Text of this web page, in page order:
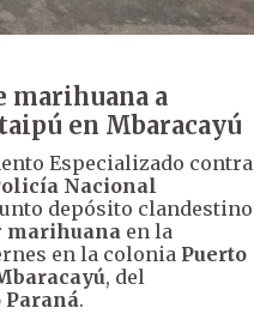
marihuana a
en Mbaracayú
Especializado contra
Nacional
depósito clandestino
marihuana en la
en la colonia Puerto
, del
Paraná.